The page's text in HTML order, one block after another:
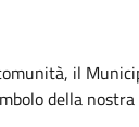
il
della